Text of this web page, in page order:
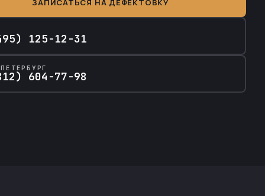
ЗАПИСАТЬСЯ НА ДЕФЕКТОВКУ
125-12-31
604-77-98